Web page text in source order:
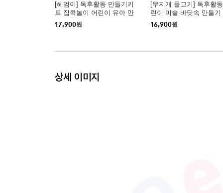
[헤엄이] 독후활동 만들기키
트 집콕놀이 어린이 유아 만
들기키트
17,900원
[무지개 물고기] 독후활
린이 미술 바닷속 만들기
키트 홈문센 엄마표 미술
16,900원
상세 이미지